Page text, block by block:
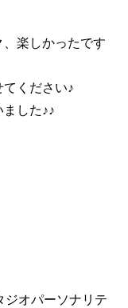
楽しかったです
てください♪
した♪♪
ジオパーソナリテ